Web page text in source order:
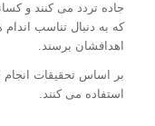
جاده تردد می کنند و
که به دنبال تناسب
اهدافشان برسند.
استفاده می کنند.